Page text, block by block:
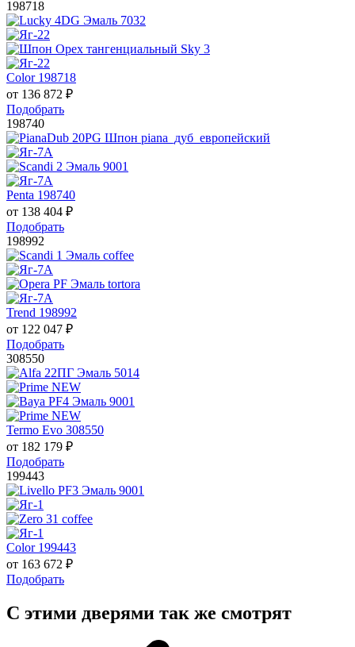
198718
Color 198718
от 136 872 ₽
Подобрать
198740
Penta 198740
от 138 404 ₽
Подобрать
198992
Trend 198992
от 122 047 ₽
Подобрать
308550
Termo Evo 308550
от 182 179 ₽
Подобрать
199443
Color 199443
от 163 672 ₽
Подобрать
С этими дверями так же смотрят